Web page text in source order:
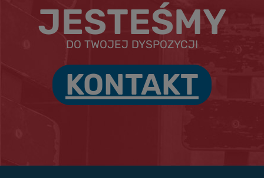
JESTEŚMY
DO TWOJEJ DYSPOZYCJI
KONTAKT